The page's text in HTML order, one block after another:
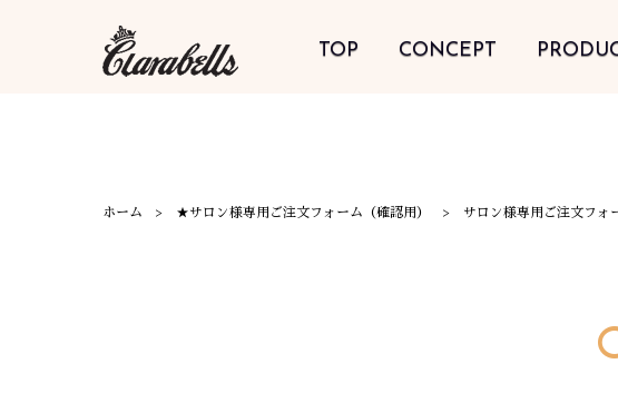
TOP CONCEPT
ホーム ★サロン様専用ご注文フォーム（確認用） サロン様専用ご注文フォ